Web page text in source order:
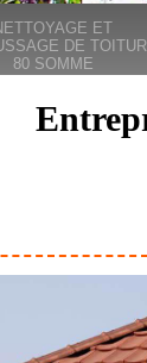
ET
DE
80 SOMME